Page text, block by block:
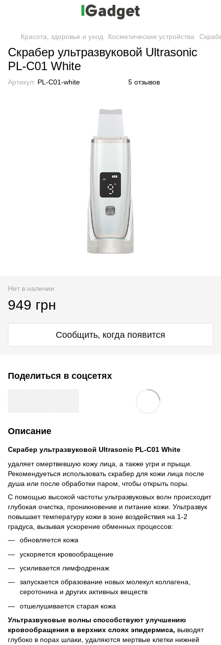
Красота, здоровье и уход Косметические устройства
Скрабер ультразвуковой Ultrasonic
PL-C01 White
Артикул: PL-C01-white 5 отзывов
Нет в наличии
949 грн
Сообщить, когда появится
Поделиться в соцсетях
Описание
Скрабер ультразвуковой Ultrasonic PL-C01 White
удаляет омертвевшую кожу лица, а также угри и прыщи.
Рекомендуеться использовать скрабер для кожи лица после
душа или после обработки паром, чтобы открыть поры.
С помощью высокой частоты ультразвуковых волн происходит
глубокая очистка, проникновение и питание кожи. Ультразвук
повышает температуру кожи в зоне воздействия на 1-2
градуса, вызывая ускорение обменных процессов:
обновляется кожа
ускоряется кровообращение
усиливается лимфодренаж
запускается образование новых молекул коллагена,
серотонина и других активных веществ
отшелушивается старая кожа
Ультразвуковые волны способствуют улучшению
кровообращения в верхних слоях эпидермиса, выводят
глубоко в порах шлаки, удаляются мертвые клетки нижней